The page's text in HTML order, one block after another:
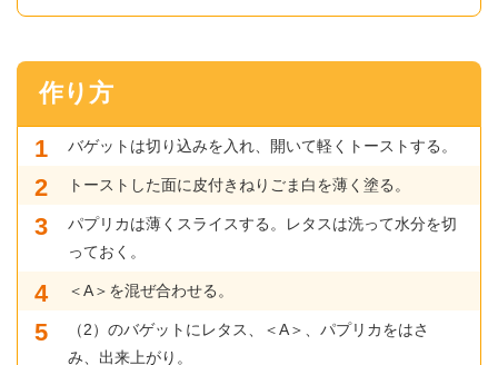
作り方
バゲットは切り込みを入れ、開いて軽くトーストする。
トーストした面に皮付きねりごま白を薄く塗る。
パプリカは薄くスライスする。レタスは洗って水分を切
っておく。
＜A＞を混ぜ合わせる。
（2）のバゲットにレタス、＜A＞、パプリカをはさ
み、出来上がり。